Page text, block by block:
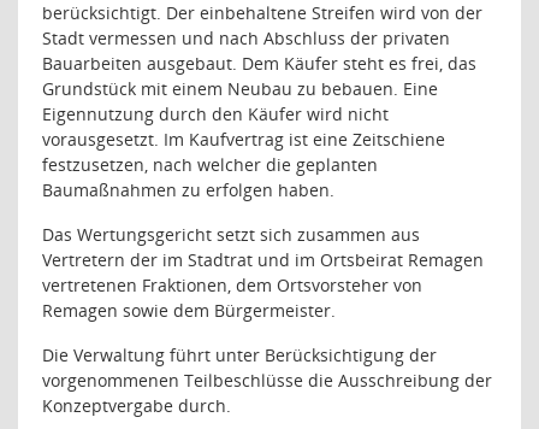
berücksichtigt. Der einbehaltene Streifen wird von der
Stadt vermessen und nach Abschluss der privaten
Bauarbeiten ausgebaut. Dem Käufer steht es frei, das
Grundstück mit einem Neubau zu bebauen. Eine
Eigennutzung durch den Käufer wird nicht
vorausgesetzt. Im Kaufvertrag ist eine Zeitschiene
festzusetzen, nach welcher die geplanten
Baumaßnahmen zu erfolgen haben.
Das Wertungsgericht setzt sich zusammen aus
Vertretern der im Stadtrat und im Ortsbeirat Remagen
vertretenen Fraktionen, dem Ortsvorsteher von
Remagen sowie dem Bürgermeister.
Die Verwaltung führt unter Berücksichtigung der
vorgenommenen Teilbeschlüsse die Ausschreibung der
Konzeptvergabe durch.